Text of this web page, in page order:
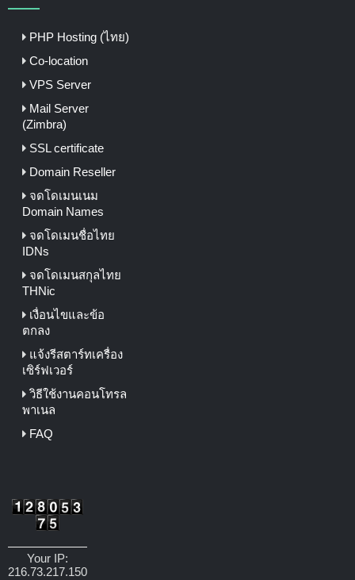
PHP Hosting (ไทย)
Co-location
VPS Server
Mail Server
(Zimbra)
SSL certificate
Domain Reseller
จดโดเมนเนม
Domain Names
จดโดเมนชื่อไทย
IDNs
จดโดเมนสกุลไทย
THNic
เงื่อนไขและข้อ
ตกลง
แจ้งรีสตาร์ทเครื่อง
เซิร์ฟเวอร์
วิธีใช้งานคอนโทรล
พาเนล
FAQ
Your IP:
216.73.217.150